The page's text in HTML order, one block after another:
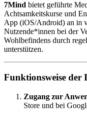
7Mind bietet geführte
Achtsamkeitskurse und
App (iOS/Android) an in
Nutzende*innen bei der
Wohlbefindens durch
unterstützen.
Funktionsweise der
Zugang zur
Store und bei